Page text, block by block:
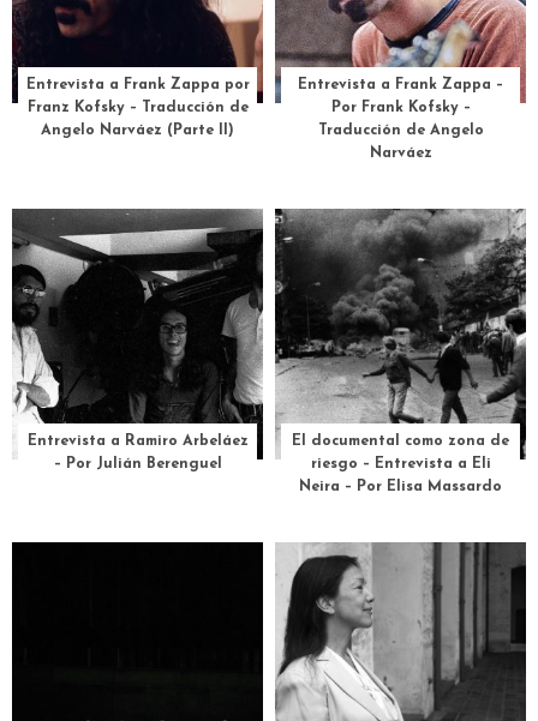
Entrevista a Frank Zappa por
Franz Kofsky – Traducción de
Angelo Narváez (Parte II)
Entrevista a Frank Zappa –
Por Frank Kofsky –
Traducción de Angelo
Narváez
Entrevista a Ramiro Arbeláez
– Por Julián Berenguel
El documental como zona de
riesgo – Entrevista a Eli
Neira – Por Elisa Massardo